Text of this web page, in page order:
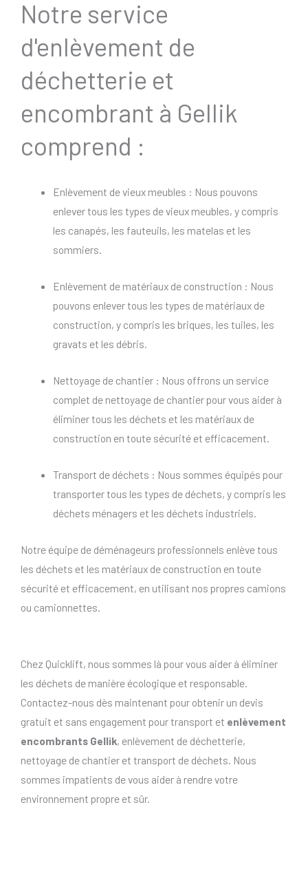
Notre service
d'enlèvement de
déchetterie et
encombrant à Gellik
comprend :
Enlèvement de vieux meubles : Nous pouvons
enlever tous les types de vieux meubles, y compris
les canapés, les fauteuils, les matelas et les
sommiers.
Enlèvement de matériaux de construction : Nous
pouvons enlever tous les types de matériaux de
construction, y compris les briques, les tuiles, les
gravats et les débris.
Nettoyage de chantier : Nous offrons un service
complet de nettoyage de chantier pour vous aider à
éliminer tous les déchets et les matériaux de
construction en toute sécurité et efficacement.
Transport de déchets : Nous sommes équipés pour
transporter tous les types de déchets, y compris les
déchets ménagers et les déchets industriels.
Notre équipe de déménageurs professionnels enlève tous
les déchets et les matériaux de construction en toute
sécurité et efficacement, en utilisant nos propres camions
ou camionnettes.
Chez Quicklift, nous sommes là pour vous aider à éliminer
les déchets de manière écologique et responsable.
Contactez-nous dès maintenant pour obtenir un devis
gratuit et sans engagement pour transport et enlèvement
encombrants Gellik, enlèvement de déchetterie,
nettoyage de chantier et transport de déchets. Nous
sommes impatients de vous aider à rendre votre
environnement propre et sûr.